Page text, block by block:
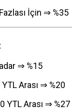
İçin ⇒ %35
⇒ %15
Arası ⇒ %20
YTL Arası ⇒ %27